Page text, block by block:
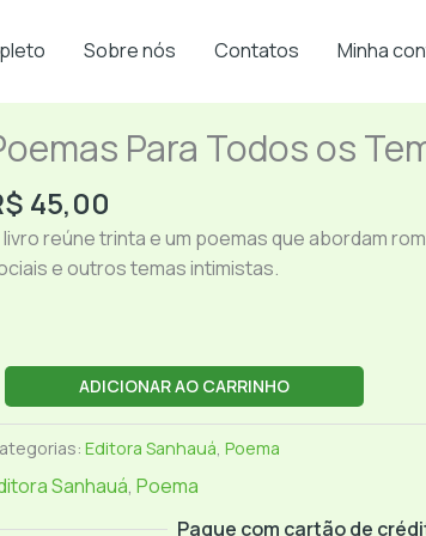
Sobre nós Contatos Minha
Para Todos os
45,00
livro reúne trinta e um poemas que abordam
e outros temas intimistas.
ADICIONAR AO CARRINHO
Editora Sanhauá ,Poema
Sanhauá,Poema
Pague com cartão de